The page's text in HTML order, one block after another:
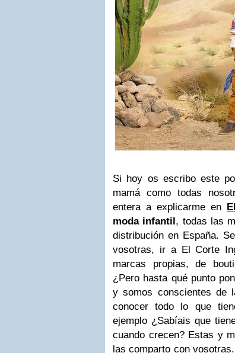
Si hoy os escribo este
mamá como todas
entera a explicarme en
moda infantil, todas las
distribución en España.
vosotras, ir a El Corte
marcas propias, de
¿Pero hasta qué punto
y somos conscientes de
conocer todo lo que
ejemplo ¿Sabíais que
cuando crecen? Estas y
las comparto con